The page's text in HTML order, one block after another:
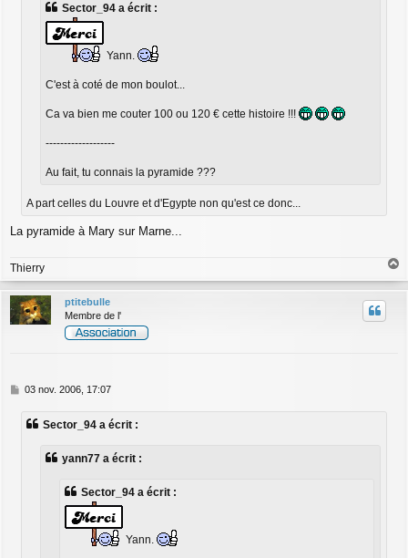
Sector_94 a écrit :
Yann.
C'est à coté de mon boulot...
Ca va bien me couter 100 ou 120 € cette histoire !!!
-------------------
Au fait, tu connais la pyramide ???
A part celles du Louvre et d'Egypte non qu'est ce donc...
La pyramide à Mary sur Marne...
Thierry
a
u
ptitebulle
Membre de l'
M
03 nov. 2006, 17:07
Sector_94 a écrit :
yann77 a écrit :
Sector_94 a écrit :
Yann.